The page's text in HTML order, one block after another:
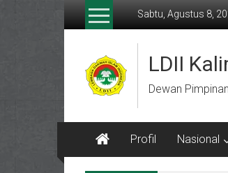
Lompat
Sabtu, Agustus 8,
LDII
Dewan
Profil Nasional